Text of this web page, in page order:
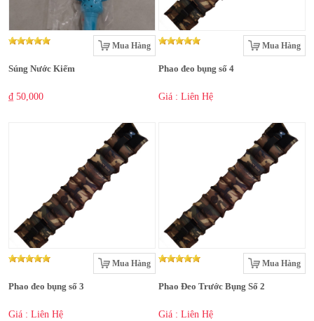
Mua Hàng
Súng Nước Kiếm
₫ 50,000
Mua Hàng
Phao đeo bụng số 4
Giá : Liên Hệ
Mua Hàng
Phao đeo bụng số 3
Giá : Liên Hệ
Mua Hàng
Phao Đeo Trước Bụng Số 2
Giá : Liên Hệ